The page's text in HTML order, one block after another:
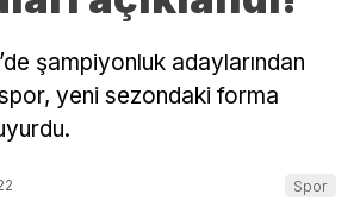
şampiyonluk adaylarından
yeni sezondaki forma
Spor